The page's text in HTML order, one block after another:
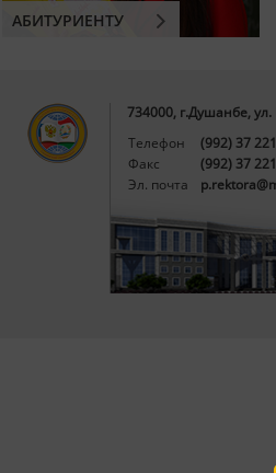
АБИТУРИЕНТУ
734000, г.Душанбе,
Телефон
(992) 37
Факс
(992) 37
Эл. почта